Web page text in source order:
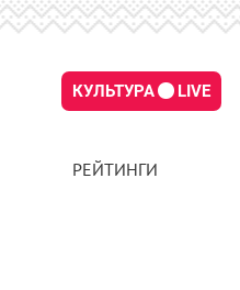
КУЛЬТУРА LIVE
РЕЙТИНГИ